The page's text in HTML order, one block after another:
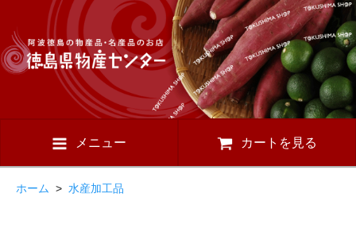
メニュー カートを見る
ホーム > 水産加工品